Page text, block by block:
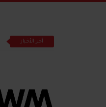
آخر الأخبار